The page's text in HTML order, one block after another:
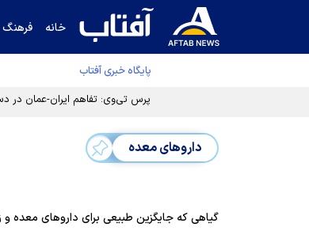
خانه فرهنگ
پایگاه خبری آفتاب
پرس تی‌وی: تفاهم ایران-عمان در
دارو‌های معده
گیاهی که جایگزین طبیعی برای دارو‌های معده